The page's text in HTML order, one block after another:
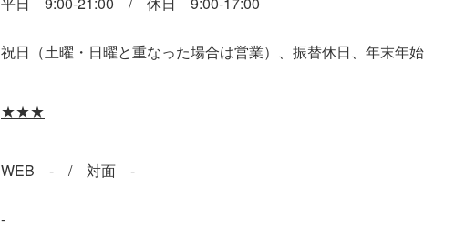
祝日（土曜・日曜と重なった場合は営業）、振替休日、年末年始
★★★
WEB - / 対面 -
-